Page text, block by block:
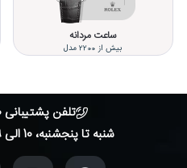
ساعت مردانه
بیش از 2200 مدل
تلفن پشتیبانی 48000030 - 021
شنبه تا پنجشنبه، 10 الی 19 (به جز ایام تعطیل)